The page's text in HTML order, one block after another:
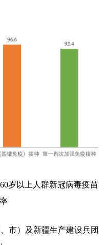
60岁以上人群新冠病毒疫苗
市）及新疆生产建设兵团